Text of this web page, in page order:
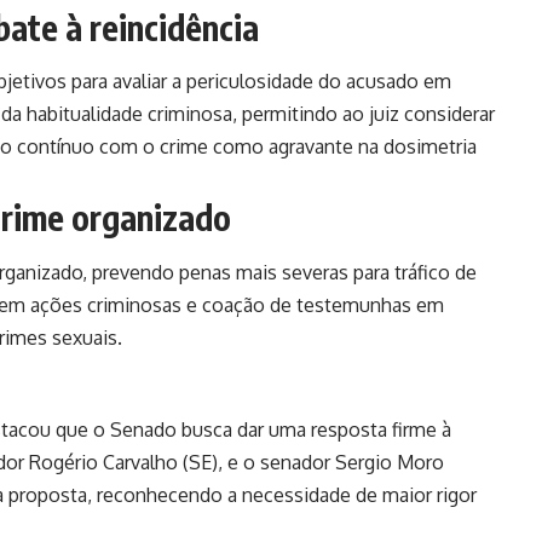
à reincidência
para avaliar a periculosidade do acusado em
habitualidade criminosa, permitindo ao juiz considerar
contínuo com o crime como agravante na dosimetria
organizado
prevendo penas mais severas para tráfico de
ações criminosas e coação de testemunhas em
sexuais.
que o Senado busca dar uma resposta firme à
Rogério Carvalho (SE), e o senador Sergio Moro
reconhecendo a necessidade de maior rigor